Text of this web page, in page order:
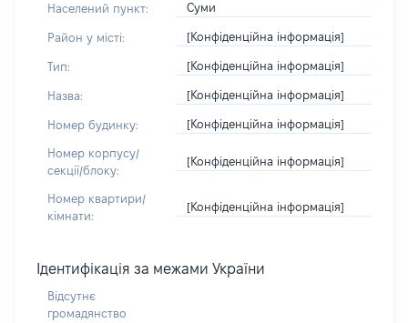
Населений пункт: Суми
Район у місті: [Конфіденційна інформація]
Тип: [Конфіденційна інформація]
Назва: [Конфіденційна інформація]
Номер будинку: [Конфіденційна інформація]
Номер корпусу/
секції/блоку:
[Конфіденційна інформація]
Номер квартири/
кімнати:
[Конфіденційна інформація]
Ідентифікація за межами України
Відсутнє
громадянство